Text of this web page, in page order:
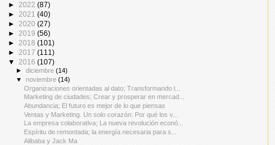
► 2022 (87)
► 2021 (40)
► 2020 (27)
► 2019 (56)
► 2018 (101)
► 2017 (111)
▼ 2016 (107)
►diciembre(14)
▼ noviembre(14)
Organizaciones orientadas al dato; Transformando l...
Marketing de ciudades; Crear y prosperar en mercad...
Abundancia; El futuro es mejor de lo que piensas
Ventas y Marketing. Un solo corazón: Por qué los v...
La empresa colaborativa; La nueva revolución econó...
Espíritu de remontada; la energía necesaria para s...
Alibaba y Jack Ma